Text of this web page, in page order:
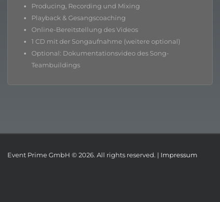
Producing, Recording und Mixing
Playback & Gesangscoaching
Online-Bereitstellung des Videos
1 CD mit der Songaufnahme (weitere optional)
Optional: Dokumentationsvideo des Song-
Teambuildings
Event Prime GmbH © 2026. All rights reserved. | Impressum